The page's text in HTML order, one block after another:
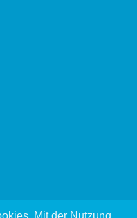
Mit der Nutzung